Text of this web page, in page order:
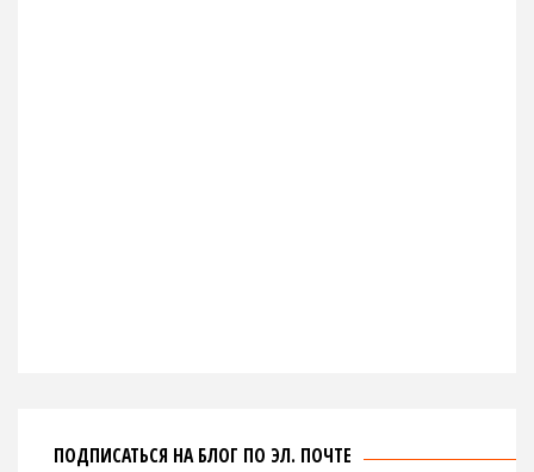
ПОДПИСАТЬСЯ НА БЛОГ ПО ЭЛ. ПОЧТЕ